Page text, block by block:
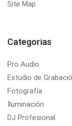
Site Map
Categorias
Pro Audio
Estudio de
Fotografía
Iluminación
DJ Profesional